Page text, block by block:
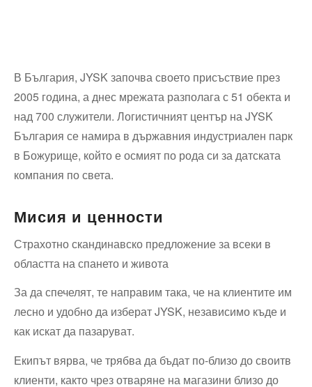
В България, JYSK започва своето присъствие през
2005 година, а днес мрежата разполага с 51 обекта и
над 700 служители. Логистичният център на JYSK
България се намира в държавния индустриален парк
в Божурище, който е осмият по рода си за датската
компания по света.
Мисия и ценности
Страхотно скандинавско предложение за всеки в
областта на спането и живота
За да спечелят, те направим така, че на клиентите им
лесно и удобно да изберат JYSK, независимо къде и
как искат да пазаруват.
Екипът вярва, че трябва да бъдат по-близо до своитв
клиенти, както чрез отваряне на магазини близо до